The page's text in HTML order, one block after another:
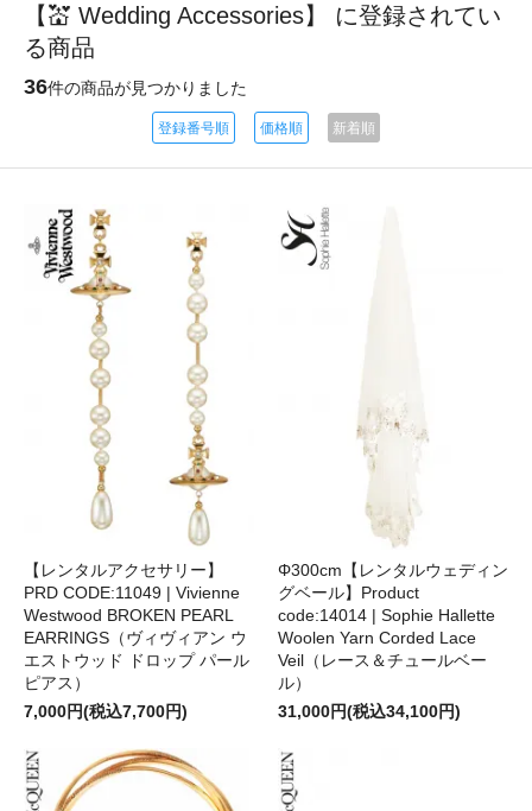
【💒 Wedding Accessories】 に登録されてい
る商品
36件の商品が見つかりました
登録番号順 価格順 新着順
【レンタルアクセサリー】
PRD CODE:11049 | Vivienne
Westwood BROKEN PEARL
EARRINGS（ヴィヴィアン ウ
エストウッド ドロップ パール
ピアス）
7,000円(税込7,700円)
Φ300cm【レンタルウェディン
グベール】Product
code:14014 | Sophie Hallette
Woolen Yarn Corded Lace
Veil（レース＆チュールベー
ル）
31,000円(税込34,100円)